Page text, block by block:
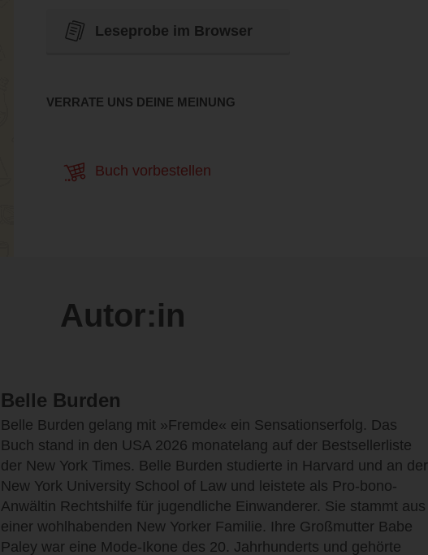
Leseprobe im Browser
VERRATE UNS DEINE MEINUNG
Buch vorbestellen
Autor:in
Belle Burden
Belle Burden gelang mit »Fremde« ein Sensationserfolg. Das
Buch stand in den USA 2026 monatelang auf der Bestsellerliste
der New York Times. Belle Burden studierte in Harvard und an der
New York University School of Law und leistete als Pro-bono-
Anwältin Rechtshilfe für jugendliche Einwanderer. Sie stammt aus
einer wohlhabenden New Yorker Familie. Ihre Großmutter Babe
Paley war eine Mode-Ikone des 20. Jahrhunderts und gehörte